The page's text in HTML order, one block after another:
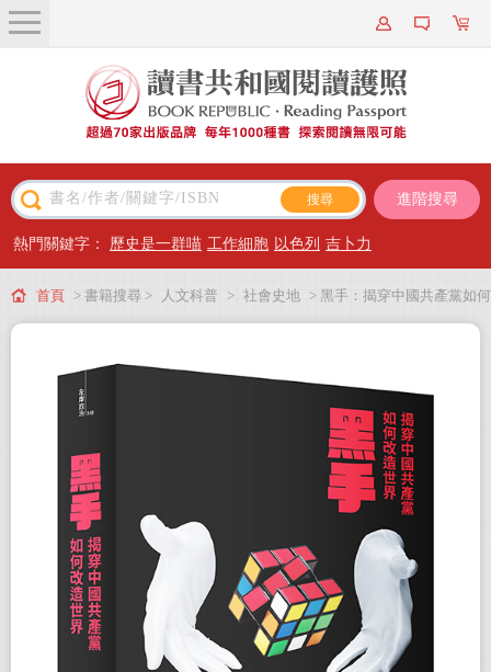
關於我們
近期新書
主題閱讀
出版專區
會員專屬
會員儲值方案
進階搜尋
熱門關鍵字： 歷史是一群喵 工作細胞 以色列 吉卜力
首頁 > 書籍搜尋 > 人文科普 > 社會史地 > 黑手：揭穿中國共產黨如何